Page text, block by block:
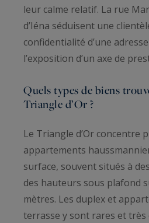
leur calme relatif. La rue
d’Iéna séduisent une
confidentialité d’une
l’exposition d’un axe de
Quels types de biens
Triangle d’Or ?
Le Triangle d’Or concentre
appartements
surface, souvent situés à
des hauteurs sous plafond
mètres. Les duplex et
terrasse y sont rares et très